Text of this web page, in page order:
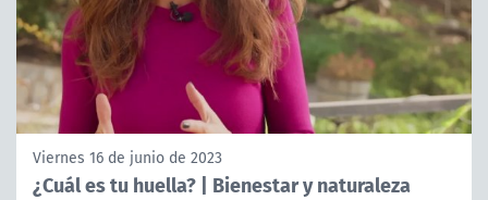
Viernes 16 de junio de 2023
¿Cuál es tu huella? | Bienestar y naturaleza